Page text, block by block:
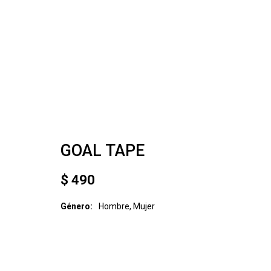
GOAL TAPE
$ 490
Género Hombre, Mujer